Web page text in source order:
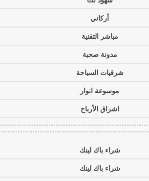
أركاني
مباشر التقنية
مدونة صحبة
شرقيات السياحة
موسوعة انوار
اشراق الأرباح
شراء باك لينك
شراء باك لينك